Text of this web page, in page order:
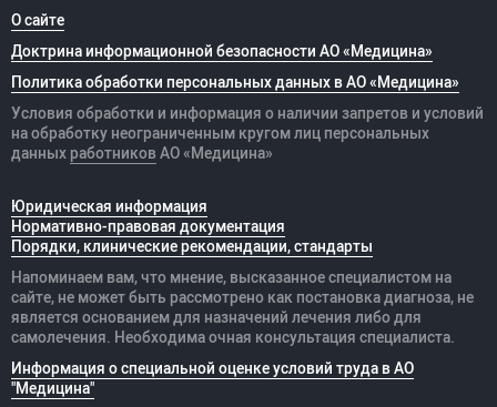
О сайте
Доктрина информационной безопасности АО «Медицина»
Политика обработки персональных данных в АО «Медицина»
Условия обработки и информация о наличии запретов и условий
на обработку неограниченным кругом лиц персональных
данных работников АО «Медицина»
Юридическая информация
Нормативно-правовая документация
Порядки, клинические рекомендации, стандарты
Напоминаем вам, что мнение, высказанное специалистом на
сайте, не может быть рассмотрено как постановка диагноза, не
является основанием для назначений лечения либо для
самолечения. Необходима очная консультация специалиста.
Информация о специальной оценке условий труда в АО
"Медицина"